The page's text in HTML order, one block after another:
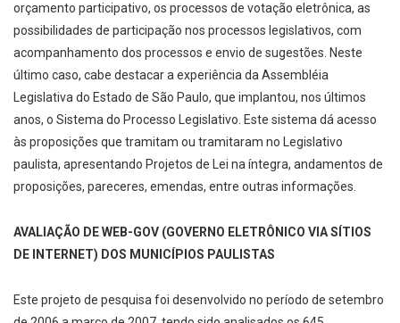
orçamento participativo, os processos de votação eletrônica, as
possibilidades de participação nos processos legislativos, com
acompanhamento dos processos e envio de sugestões. Neste
último caso, cabe destacar a experiência da Assembléia
Legislativa do Estado de São Paulo, que implantou, nos últimos
anos, o Sistema do Processo Legislativo. Este sistema dá acesso
às proposições que tramitam ou tramitaram no Legislativo
paulista, apresentando Projetos de Lei na íntegra, andamentos de
proposições, pareceres, emendas, entre outras informações.
AVALIAÇÃO DE WEB-­GOV (GOVERNO ELETRÔNICO VIA SÍTIOS
DE INTERNET) DOS MUNICÍPIOS PAULISTAS
Este projeto de pesquisa foi desen­volvido no período de setembro